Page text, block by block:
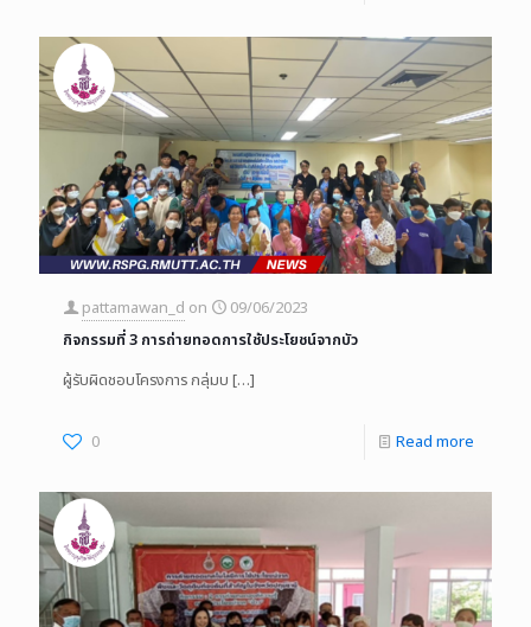
pattamawan_d on
09/06/2023
กิจกรรมที่ 3 การถ่ายทอดการใช้ประโยชน์จากบัว
ผู้รับผิดชอบโครงการ กลุ่มบ […]
0 Read more